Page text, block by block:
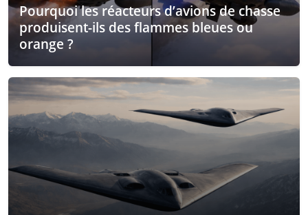
Pourquoi les réacteurs d’avions de chasse
produisent-ils des flammes bleues ou
orange ?